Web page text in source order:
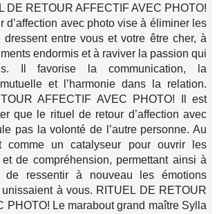
DE RETOUR AFFECTIF AVEC PHOTO!
d’affection avec photo vise à éliminer les
entre vous et votre être cher, à
endormis et à raviver la passion qui
Il favorise la communication, la
et l’harmonie dans la relation.
AFFECTIF AVEC PHOTO! Il est
que le rituel de retour d’affection avec
pas la volonté de l’autre personne. Au
comme un catalyseur pour ouvrir les
et de compréhension, permettant ainsi à
de ressentir à nouveau les émotions
à vous. RITUEL DE RETOUR
PHOTO! Le marabout grand maître Sylla